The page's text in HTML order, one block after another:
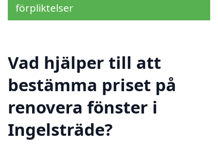
förpliktelser
Vad hjälper till att
bestämma priset på
renovera fönster i
Ingelsträde?